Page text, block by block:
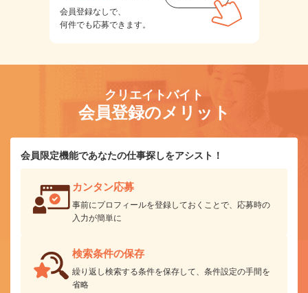
会員登録なしで、
何件でも応募できます。
クリエイトバイト
会員登録のメリット
会員限定機能であなたの仕事探しをアシスト！
カンタン応募
事前にプロフィールを登録しておくことで、応募時の
入力が簡単に
検索条件の保存
繰り返し検索する条件を保存して、条件設定の手間を
省略